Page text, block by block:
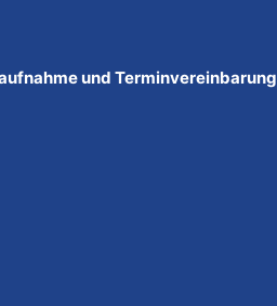
und Terminvereinbarung